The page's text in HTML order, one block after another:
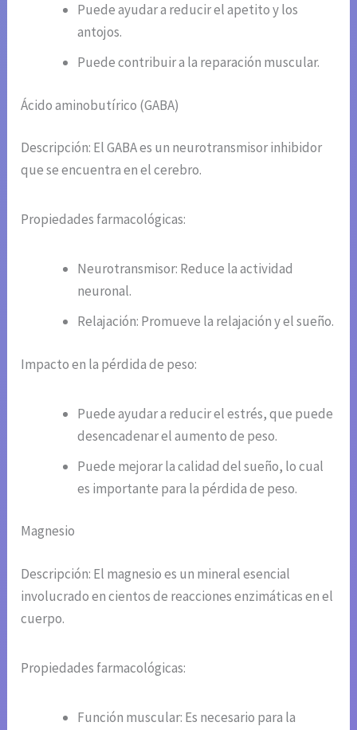
Puede ayudar a reducir el apetito y los
antojos.
Puede contribuir a la reparación muscular.
Ácido aminobutírico (GABA)
Descripción: El GABA es un neurotransmisor inhibidor
que se encuentra en el cerebro.
Propiedades farmacológicas:
Neurotransmisor: Reduce la actividad
neuronal.
Relajación: Promueve la relajación y el sueño.
Impacto en la pérdida de peso:
Puede ayudar a reducir el estrés, que puede
desencadenar el aumento de peso.
Puede mejorar la calidad del sueño, lo cual
es importante para la pérdida de peso.
Magnesio
Descripción: El magnesio es un mineral esencial
involucrado en cientos de reacciones enzimáticas en el
cuerpo.
Propiedades farmacológicas:
Función muscular: Es necesario para la